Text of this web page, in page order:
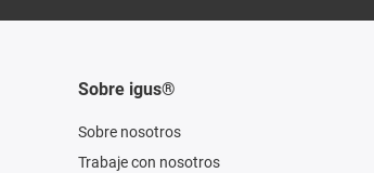
Sobre igus®
Sobre nosotros
Trabaje con nosotros